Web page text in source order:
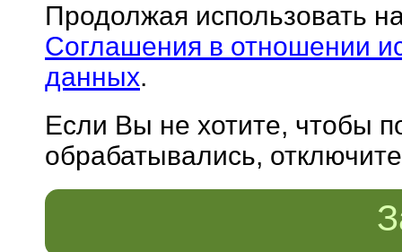
Продолжая использовать
Соглашения в отношении
данных.
Если Вы не хотите, чтобы
обрабатывались,